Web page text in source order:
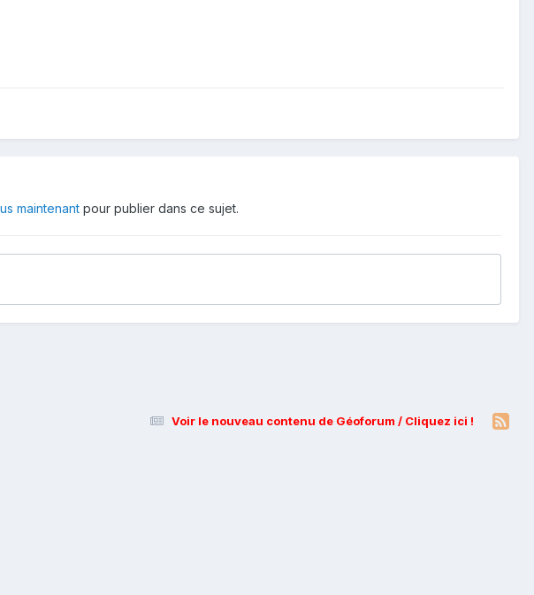
maintenant pour publier dans ce sujet.
Voir le nouveau contenu de Géoforum / Cliquez ici !